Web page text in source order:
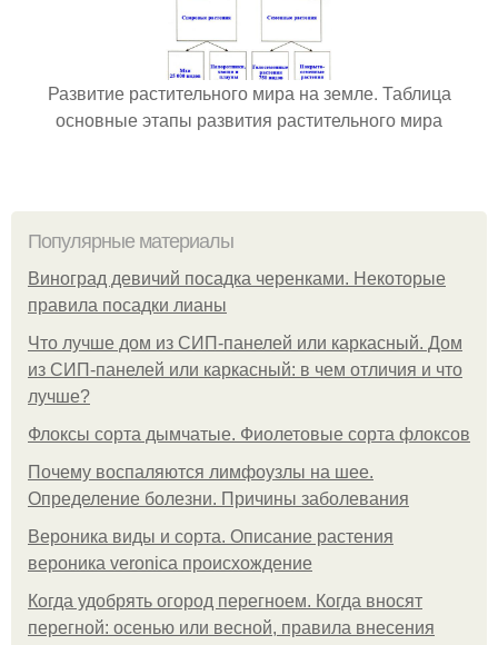
Развитие растительного мира на земле. Таблица
основные этапы развития растительного мира
Популярные материалы
Виноград девичий посадка черенками. Некоторые
правила посадки лианы
Что лучше дом из СИП-панелей или каркасный. Дом
из СИП-панелей или каркасный: в чем отличия и что
лучше?
Флоксы сорта дымчатые. Фиолетовые сорта флоксов
Почему воспаляются лимфоузлы на шее.
Определение болезни. Причины заболевания
Вероника виды и сорта. Описание растения
вероника veronica происхождение
Когда удобрять огород перегноем. Когда вносят
перегной: осенью или весной, правила внесения